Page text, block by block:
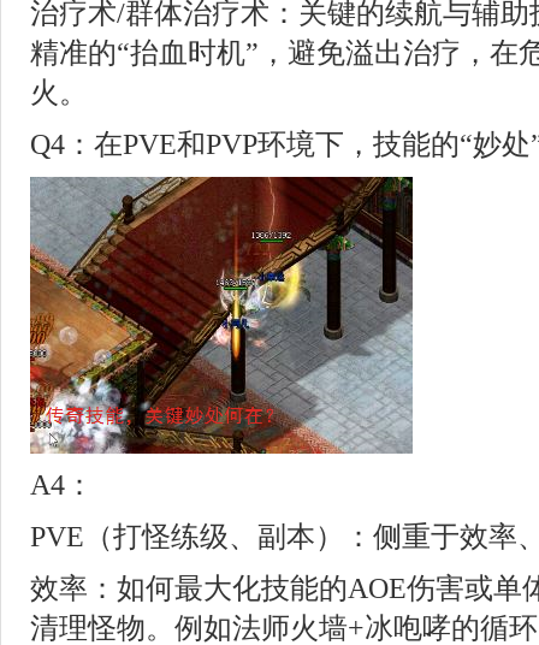
治疗术/群体治疗术：关键的续航与辅
精准的“抬血时机”，避免溢出治疗，在
火。
Q4：在PVE和PVP环境下，技能的“妙
A4：
PVE（打怪练级、副本）：侧重于效率
效率：如何最大化技能的AOE伤害或单
清理怪物。例如法师火墙+冰咆哮的循